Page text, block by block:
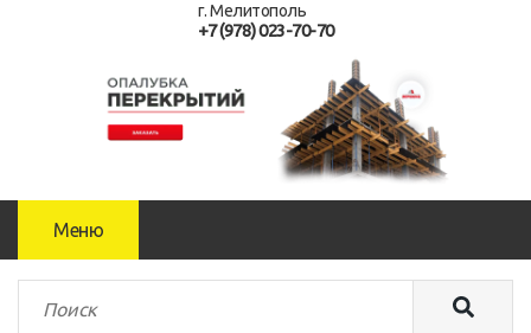
г. Мелитополь
+7 (978) 023-70-70
Меню